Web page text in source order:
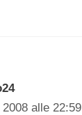
alle 22:59